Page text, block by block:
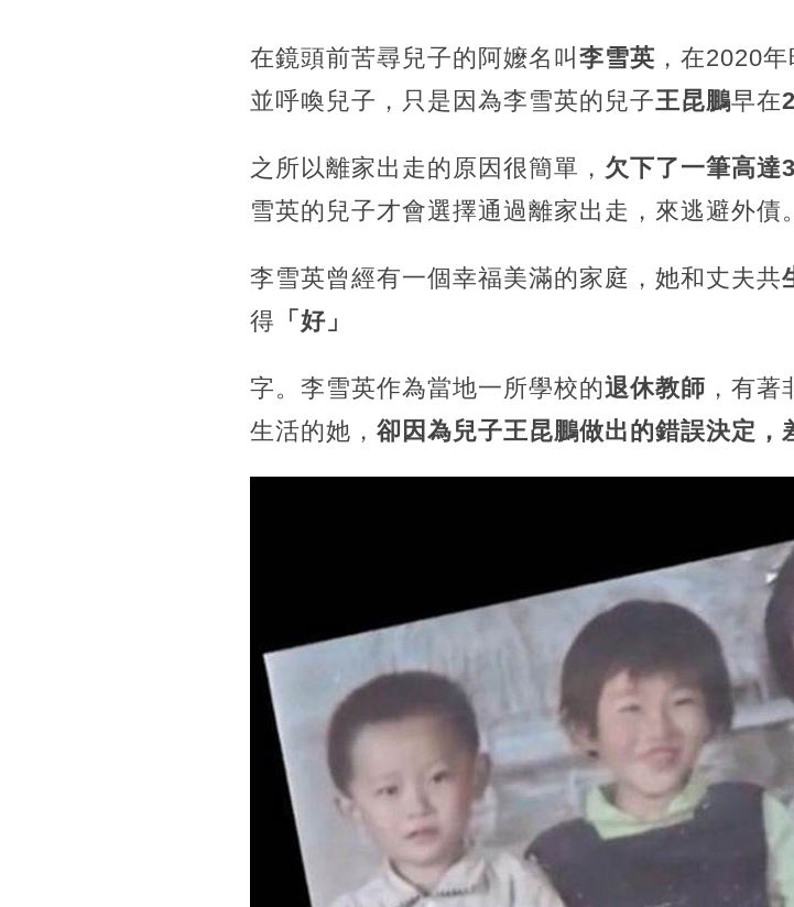
在鏡頭前苦尋兒子的阿嬤名叫 李雪英 ，在2020
並呼喚兒子，只是因為李雪英的兒子王昆鵬早在
之所以離家出走的原因很簡單， 欠下了一筆高達
雪英的兒子才會選擇通過離家出走，來逃避外債。
李雪英曾經有一個幸福美滿的家庭，她和丈夫共
得 「好」
字。李雪英作為當地一所學校的退休教師 ，有
生活的她， 卻因為兒子王昆鵬做出的錯誤決定，